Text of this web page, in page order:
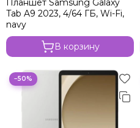
Samsung Galaxy Tab Active5
Samsung Galaxy Tab A9+
Samsung Galaxy Tab A9 2023
Samsung Galaxy Tab S9 FE+
Samsung Galaxy Tab S9 FE
Планшет Samsung Galaxy
Tab A9 2023, 4/64 ГБ, Wi-Fi,
navy
В корзину
−50%